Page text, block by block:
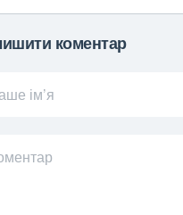
коментар
ім’я